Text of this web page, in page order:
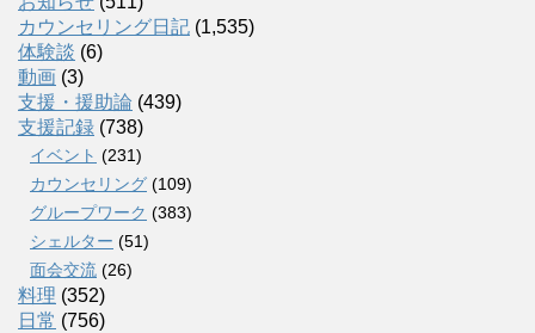
カウンセリング日記 (1,535)
体験談 (6)
動画 (3)
支援・援助論 (439)
支援記録 (738)
イベント (231)
カウンセリング (109)
グループワーク (383)
シェルター (51)
面会交流 (26)
料理 (352)
日常 (756)